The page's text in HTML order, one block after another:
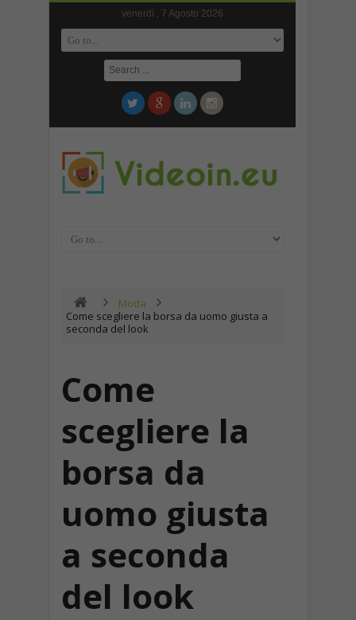
venerdì , 7 Agosto 2026
Moda
Come scegliere la borsa da uomo giusta a
seconda del look
Come
scegliere la
borsa da
uomo giusta
a seconda
del look